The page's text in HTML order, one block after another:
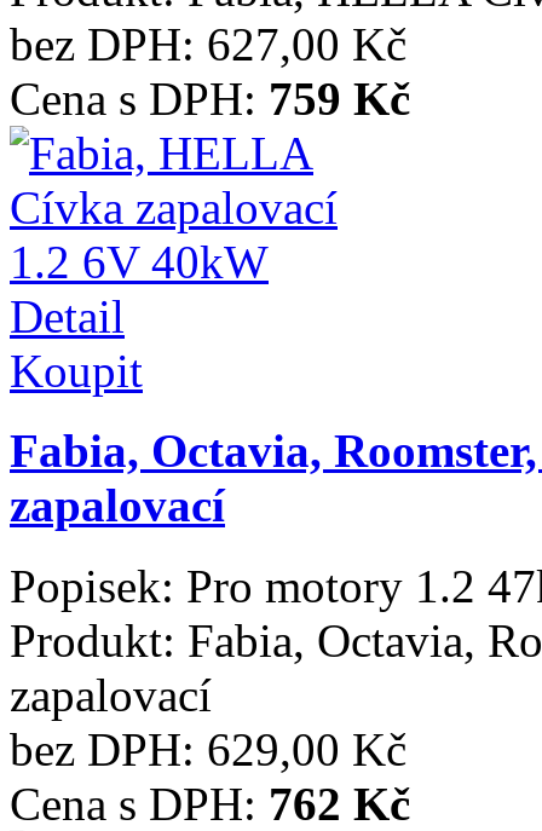
bez DPH: 627,00 Kč
Cena s DPH: 759 Kč
Detail
Koupit
Fabia, Octavia,
zapalovací
Popisek: Pro motory 1.2
Produkt: Fabia, Octavia,
zapalovací
bez DPH: 629,00 Kč
Cena s DPH: 762 Kč